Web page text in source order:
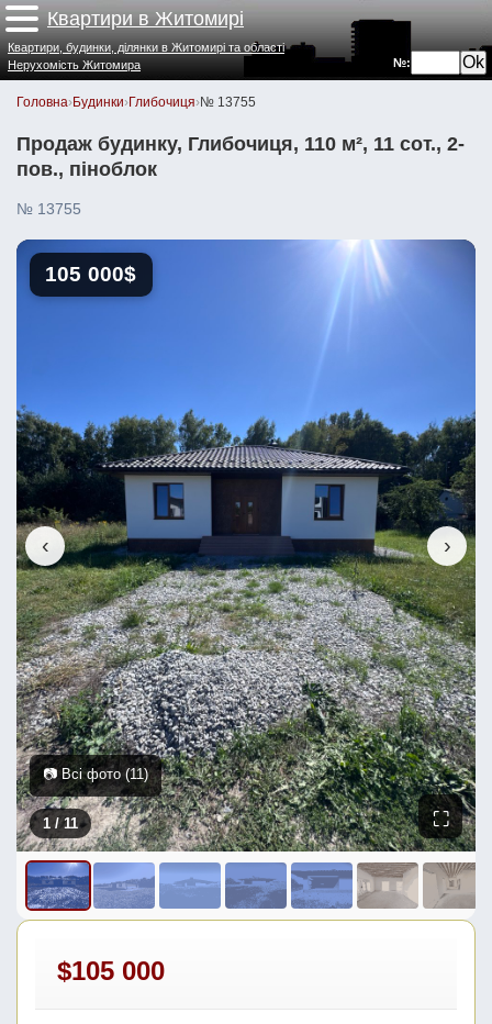
Квартири в Житомирі
№:
Квартири, будинки, ділянки в Житомирі та області
Нерухомість Житомира
Головна›Будинки›Глибочиця›№ 13755
Продаж будинку, Глибочиця, 110 м², 11 сот., 2-
пов., піноблок
№ 13755
‹ ›
105 000$
1 / 11 ⛶
📷 Всі фото (11)
$105 000